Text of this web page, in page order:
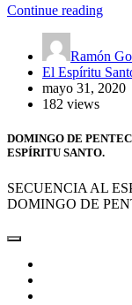
Continue reading
Ramón
El Espíritu
mayo 31, 2020
182 views
DOMINGO DE
ESPÍRITU SANTO.
SECUENCIA AL
DOMINGO DE